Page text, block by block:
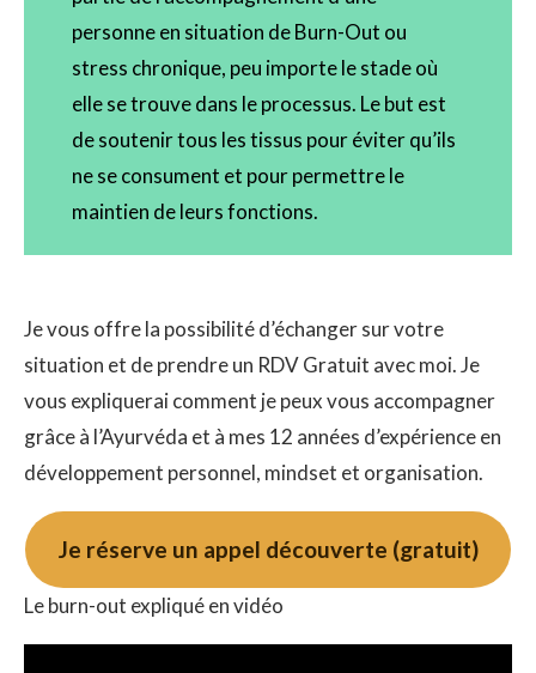
personne en situation de Burn-Out ou
stress chronique, peu importe le stade où
elle se trouve dans le processus. Le but est
de soutenir tous les tissus pour éviter qu’ils
ne se consument et pour permettre le
maintien de leurs fonctions.
Je vous offre la possibilité d’échanger sur votre
situation et de prendre un RDV Gratuit avec moi. Je
vous expliquerai comment je peux vous accompagner
grâce à l’Ayurvéda et à mes 12 années d’expérience en
développement personnel, mindset et organisation.
Je réserve un appel découverte (gratuit)
Le burn-out expliqué en vidéo